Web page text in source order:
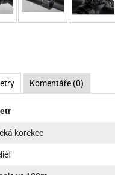
Pro lištu weaver a picatinny
Náboje na ZP
Komentáře (0)
korekce